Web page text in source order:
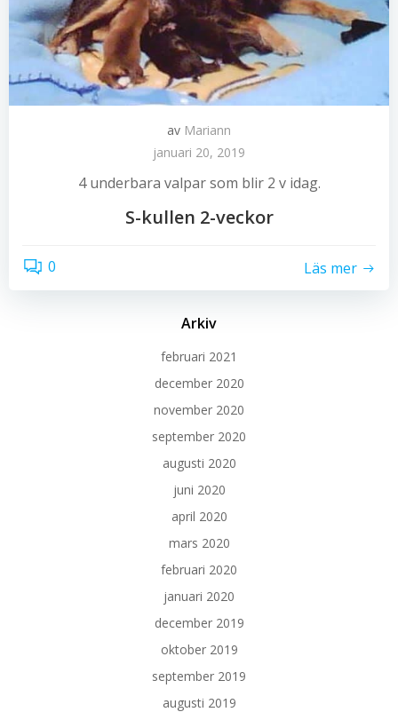
av Mariann
januari 20, 2019
4 underbara valpar som blir 2 v idag.
S-kullen 2-veckor
0 Läs mer
Arkiv
februari 2021
december 2020
november 2020
september 2020
augusti 2020
juni 2020
april 2020
mars 2020
februari 2020
januari 2020
december 2019
oktober 2019
september 2019
augusti 2019